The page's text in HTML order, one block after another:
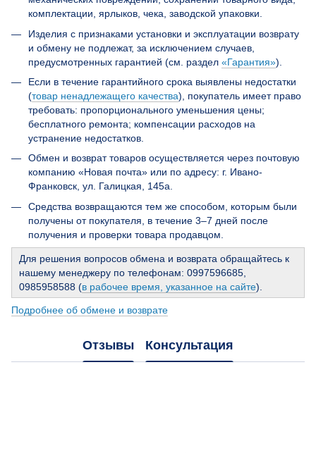
комплектации, ярлыков, чека, заводской упаковки.
Изделия с признаками установки и эксплуатации возврату
и обмену не подлежат, за исключением случаев,
предусмотренных гарантией (см. раздел «Гарантия»).
Если в течение гарантийного срока выявлены недостатки
(товар ненадлежащего качества), покупатель имеет право
требовать: пропорционального уменьшения цены;
бесплатного ремонта; компенсации расходов на
устранение недостатков.
Обмен и возврат товаров осуществляется через почтовую
компанию «Новая почта» или по адресу: г. Ивано-
Франковск, ул. Галицкая, 145а.
Средства возвращаются тем же способом, которым были
получены от покупателя, в течение 3–7 дней после
получения и проверки товара продавцом.
Для решения вопросов обмена и возврата обращайтесь к
нашему менеджеру по телефонам: 0997596685,
0985958588 (в рабочее время, указанное на сайте).
Подробнее об обмене и возврате
Отзывы Консультация